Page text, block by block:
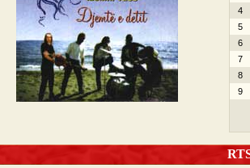
4
5
6
7
8
9